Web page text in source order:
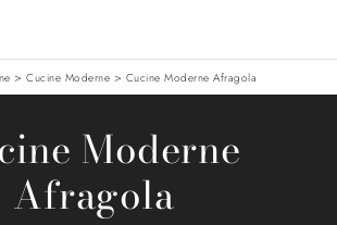
> Cucine Moderne > Cucine Moderne Afragola
Moderne
Afragola